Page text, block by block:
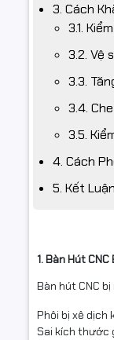
3. Cách
3.1.
3.2. Vệ
3.3.
3.4.
3.5.
4. Cách
5. Kết Luận
1. Bàn Hút
Bàn hút CNC
Phôi bị xê dịch
Sai kích thước